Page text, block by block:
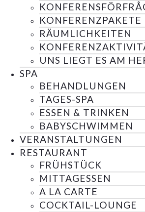
KONFERENZPAKETE
RÄUMLICHKEITEN
UNS LIEGT ES AM
SPA
BEHANDLUNGEN
TAGES-SPA
ESSEN & TRINKEN
BABYSCHWIMMEN
VERANSTALTUNGEN
RESTAURANT
FRÜHSTÜCK
MITTAGESSEN
A LA CARTE
COCKTAIL-LOUNGE